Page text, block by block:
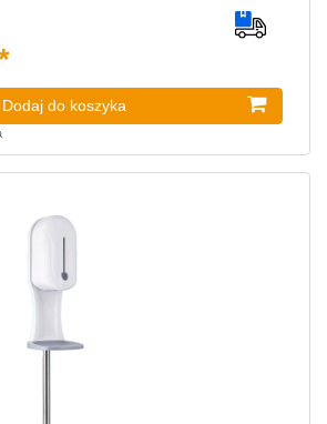
Dodaj do koszyka